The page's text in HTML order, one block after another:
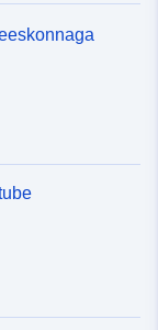
aae54d5d-79e1-